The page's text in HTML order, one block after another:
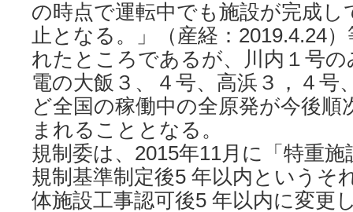
の時点で運転中でも施設が完成
止となる。」（産経：2019.4.24
れたところであるが、川内１号
電の大飯３、４号、高浜３，４号
ど全国の稼働中の全原発が今後順
まれることとなる。
規制委は、2015年11月に「特重
規制基準制定後5 年以内というそ
体施設工事認可後5 年以内に変更